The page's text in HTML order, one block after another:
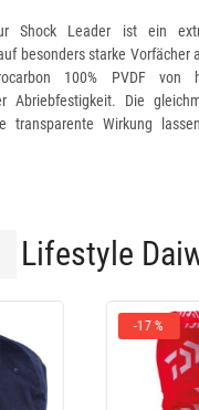
Shock Leader ist ein
besonders starke Vorfächer
100% PVDF von
Abriebfestigkeit. Die
transparente Wirkung
Lifestyle